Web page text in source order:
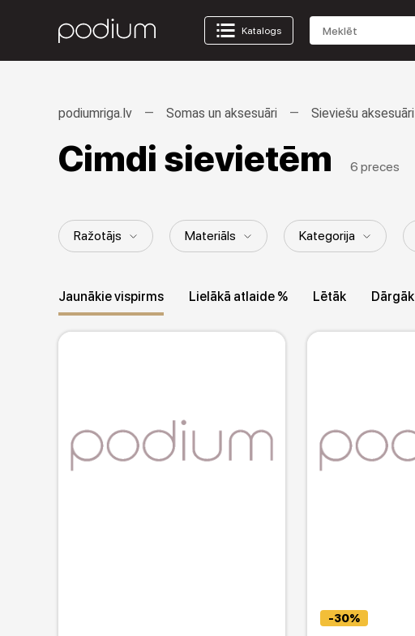
Katalogs
podiumriga.lv Somas un aksesuāri Sieviešu aksesuāri
Cimdi sievietēm 6 preces
Ražotājs Materiāls Kategorija
Jaunākie vispirms Lielākā atlaide % Lētāk Dārgāk
-30%